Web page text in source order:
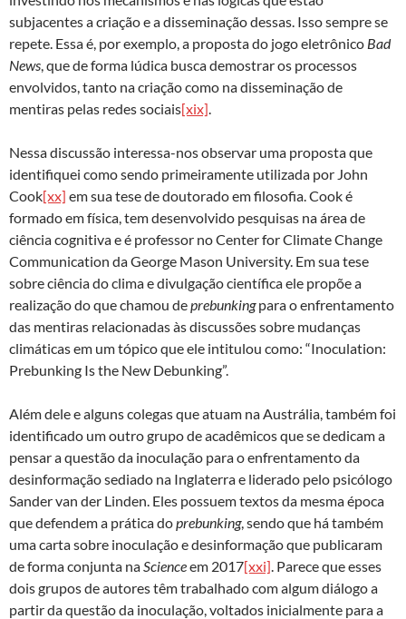
subjacentes a criação e a disseminação dessas. Isso sempre se
repete. Essa é, por exemplo, a proposta do jogo eletrônico Bad
News, que de forma lúdica busca demostrar os processos
envolvidos, tanto na criação como na disseminação de
mentiras pelas redes sociais[xix].
Nessa discussão interessa-nos observar uma proposta que
identifiquei como sendo primeiramente utilizada por John
Cook[xx] em sua tese de doutorado em filosofia. Cook é
formado em física, tem desenvolvido pesquisas na área de
ciência cognitiva e é professor no Center for Climate Change
Communication da George Mason University. Em sua tese
sobre ciência do clima e divulgação científica ele propõe a
realização do que chamou deprebunkingpara o enfrentamento
das mentiras relacionadas às discussões sobre mudanças
climáticas em um tópico que ele intitulou como: “Inoculation:
Prebunking Is the New Debunking”.
Além dele e alguns colegas que atuam na Austrália, também foi
identificado um outro grupo de acadêmicos que se dedicam a
pensar a questão da inoculação para o enfrentamento da
desinformação sediado na Inglaterra e liderado pelo psicólogo
Sander van der Linden. Eles possuem textos da mesma época
que defendem a prática doprebunking, sendo que há também
uma carta sobre inoculação e desinformação que publicaram
de forma conjunta naScienceem 2017[xxi]. Parece que esses
dois grupos de autores têm trabalhado com algum diálogo a
partir da questão da inoculação, voltados inicialmente para a